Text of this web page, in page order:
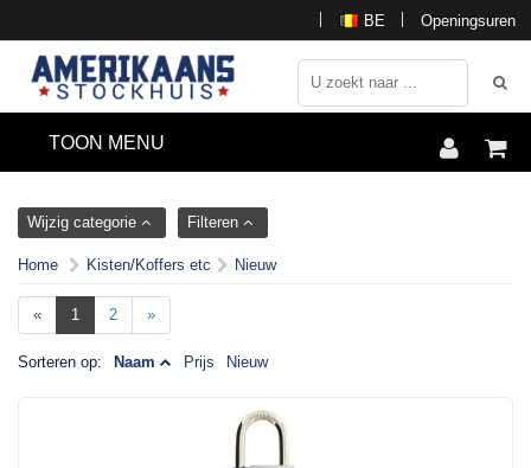
Openingsuren
BE
TOON MENU
Wijzig categorie Filteren
Home Kisten/Koffers etc Nieuw
« 1 2 »
Sorteren op: Naam Prijs Nieuw